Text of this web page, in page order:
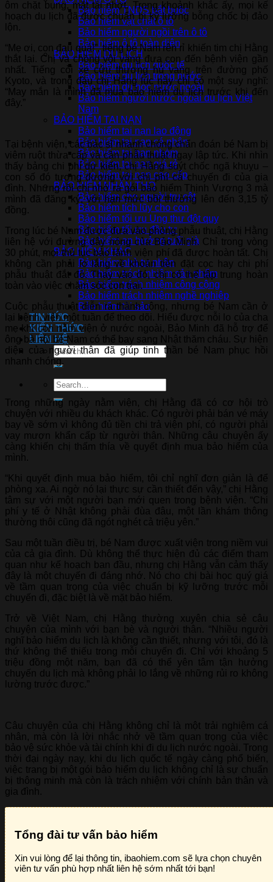
Bảo hiểm TNDS bắt buộc
Bảo hiểm vật chất ô tô
Bảo hiểm người ngồi trên ô tô
Bảo hiểm ô tô toàn diện
BẢO HIỂM DU LỊCH
Bảo hiểm du lịch quốc tế
Bảo hiểm du lịch trong nước
Bảo hiểm du học nước ngoài
Bảo hiểm người nước ngoài du lịch Việt
Nam
BẢO HIỂM TAI NẠN
Bảo hiểm tai nạn lao động
Bảo hiểm tai nạn cá nhân
Bảo hiểm tai nạn nhóm
Bảo hiểm tai nạn giá rẻ
Bảo hiểm tai nạn cao cấp
BẢO HIỂM NHÂN THỌ
Bảo hiểm cho người trụ cột
Bảo hiểm tích lũy cho con
Bảo hiểm tối ưu Ung thư đột quỵ
Bảo hiểm tối ưu đầu tư
Bảo hiểm an hưởng tuổi già
BẢO HIỂM KHÁC
Bảo hiểm nhà tư nhân
Bảo hiểm trách nhiệm sản phẩm
Bảo hiểm trách nhiệm công cộng
Bảo hiểm trách nhiệm nghề nghiệp
Bảo hiểm tài sản
TIN TỨC
KIẾN THỨC
LIÊN HỆ
ôm chặt bụng, mặt tái nhợt. Trong khoảnh khắc ấy, mọi kế
hoạch du lịch đã được chuẩn bị kỹ lưỡng bỗng chốc bị đảo
lộn.
“Mẹ ơi, con đau quá!”, tiếng bé Nam rên rỉ khiến tim chị Hằng
thắt lại. Chị và chồng vội vàng đưa con đến bệnh viện gần
nhất. Tiếng còi xe cứu thương hú vang trên đường phố
Kyoto, và trong đầu chị Hằng lúc này chỉ có một suy nghĩ:
“May mắn là mình đã mua bảo hiểm du lịch trước khi đến
đây.”
Tại bệnh viện, các bác sĩ nhanh chóng chẩn đoán bé Nam bị
viêm ruột thừa cấp và cần phẫu thuật ngay lập tức. Khi nhìn
thấy bảng chi phí dự kiến, chị Hằng suýt chốc ngã khuỵu –
con số đó tương đương với chi phí cả chuyến đi của gia
đình. Nhưng rồi chị nhớ ra gói bảo hiểm Thịnh Vượng 3 mà
mình đã đăng ký, với hạn mức bồi thường lên đến 3,15 tỷ
đồng.
Trong lúc bé Nam được đưa vào phòng phẫu thuật, chị Hằng
liên hệ với đường dây nóng của Bảo Minh. Chỉ trong vòng
30 phút, mọi thủ tục bảo lãnh viện phí đã được hoàn tất. Chị
không cần phải lo lắng về khoản tiền đặt cọc hay chi phí
phẫu thuật đắt đỏ. Thay vào đó, chị có thể tập trung hoàn
toàn vào việc chăm sóc con trai.
Cuộc phẫu thuật diễn ra thành công, nhưng bé Nam cần ở
lại bệnh viện một tuần để theo dõi. Hiểu được nỗi lo của cha
mẹ khi con nằm viện ở nước ngoài, Bảo Minh đã hỗ trợ để
ông bà nội bé Nam có thể bay sang Nhật thăm cháu. Sự hiện
diện của người thân đã giúp tinh thần bé Nam phục hồi
nhanh chóng.
Trong những ngày nằm viện, chị Hằng đã có cơ hội trò
chuyện với nhiều du khách khác. Có người phải bán vé máy
bay về sớm vì không đủ tiền chi trả viện phí, có người phải
vay mượn khẩn cấp từ người thân. Những câu chuyện ấy
càng khiến chị thấm thía về quyết định mua bảo hiểm của
mình.
“Khi quyết định mua bảo hiểm, tôi chỉ nghĩ đơn giản là để
phòng xa. Ai ngờ nó lại thực sự cần thiết đến vậy,” chị Hằng
tâm sự với một người bạn mới quen trong bệnh viện. “Chi
phí y tế ở Nhật không phải đùa đâu, một lần khám thông
thường thôi cũng đã ngót nghét cả triệu yên.”
Sau một tuần điều trị, bé Nam được xuất viện trong niềm vui
của cả gia đình. Dù không thể thực hiện đủ các điểm tham
quan như kế hoạch ban đầu, nhưng chị Hằng vẫn cảm thấy
đây là một chuyến đi đáng nhớ. Nó cho chị bài học quý giá
về tầm quan trọng của việc chuẩn bị kỹ lưỡng trước mỗi
chuyến đi, đặc biệt là về mặt bảo hiểm.
Trở về Việt Nam, chị Hằng thường xuyên chia sẻ câu
chuyện của mình với bạn bè và người thân. “Nhiều người
nghĩ bảo hiểm du lịch là không cần thiết, nhưng với tôi, đó là
thứ không thể thiếu trong mỗi chuyến đi. Chỉ với khoảng 5
triệu đồng một năm, bạn đã có thể yên tâm tận hưởng
chuyến du lịch mà không phải lo lắng về những rủi ro không
lường trước được.”
Câu chuyện của chị Hằng không chỉ là một trải nghiệm cá
nhân, mà còn là lời nhắc nhở về tầm quan trọng của việc
bảo vệ sức khỏe và tài chính khi đi du lịch nước ngoài. Trong
thời đại ngày nay, khi du lịch quốc tế ngày càng phổ biến,
việc trang bị một gói bảo hiểm du lịch không chỉ là sự chuẩn
bị thông minh mà còn là trách nhiệm với chính bản thân và
gia đình.
Tổng đài tư vấn bảo hiểm
Xin vui lòng để lại thông tin, ibaohiem.com sẽ lựa chọn chuyên
viên tư vấn phù hợp nhất liên hệ sớm nhất tới bạn!